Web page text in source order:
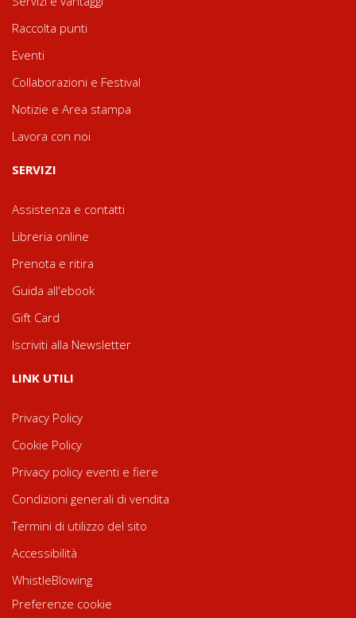
Raccolta punti
Eventi
Collaborazioni e Festival
Notizie e Area stampa
Lavora con noi
SERVIZI
Assistenza e contatti
Libreria online
Prenota e ritira
Guida all'ebook
Gift Card
Iscriviti alla Newsletter
LINK UTILI
Privacy Policy
Cookie Policy
Privacy policy eventi e fiere
Condizioni generali di vendita
Termini di utilizzo del sito
Accessibilità
WhistleBlowing
Preferenze cookie